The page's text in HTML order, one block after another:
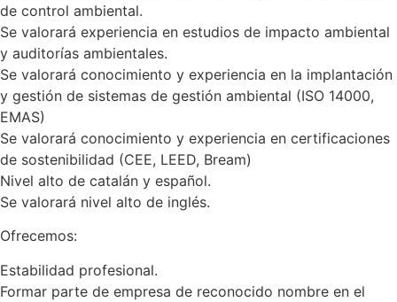
de control ambiental.
Se valorará experiencia en estudios de impacto ambiental
y auditorías ambientales.
Se valorará conocimiento y experiencia en la implantación
y gestión de sistemas de gestión ambiental (ISO 14000,
EMAS)
Se valorará conocimiento y experiencia en certificaciones
de sostenibilidad (CEE, LEED, Bream)
Nivel alto de catalán y español.
Se valorará nivel alto de inglés.
Ofrecemos:
Estabilidad profesional.
Formar parte de empresa de reconocido nombre en el